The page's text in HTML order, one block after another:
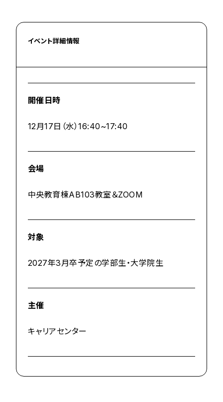
イベント詳細情報
開催日時
12月17日（水）16:40~17:40
会場
中央教育棟AB103教室＆ZOOM
対象
2027年3月卒予定の学部生・大学院生
主催
キャリアセンター